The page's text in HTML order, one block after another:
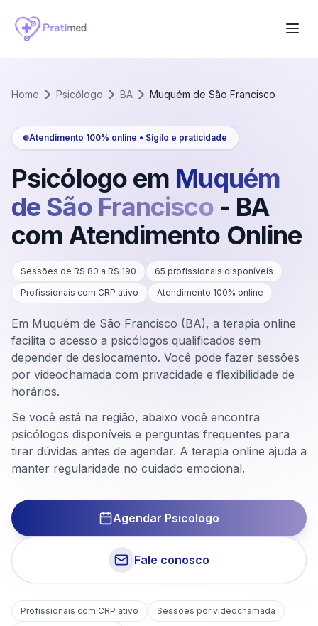
Home Psicólogo BA Muquém de São Francisco
Atendimento 100% online • Sigilo e praticidade
Psicólogo em Muquém
de São Francisco - BA
com Atendimento Online
Sessões de R$ 80 a R$ 190 65 profissionais disponíveis
Profissionais com CRP ativo
Atendimento 100% online
Em Muquém de São Francisco (BA), a terapia online
facilita o acesso a psicólogos qualificados sem
depender de deslocamento. Você pode fazer sessões
por videochamada com privacidade e flexibilidade de
horários.
Se você está na região, abaixo você encontra
psicólogos disponíveis e perguntas frequentes para
tirar dúvidas antes de agendar. A terapia online ajuda a
manter regularidade no cuidado emocional.
Agendar Psicologo
Fale conosco
Profissionais com CRP ativo
Sessões por videochamada